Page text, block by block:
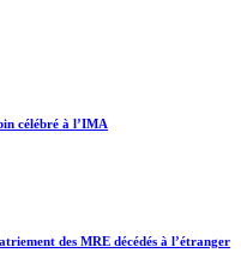
célébré à l’IMA
des MRE décédés à l’étranger